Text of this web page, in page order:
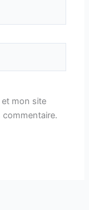
mon site